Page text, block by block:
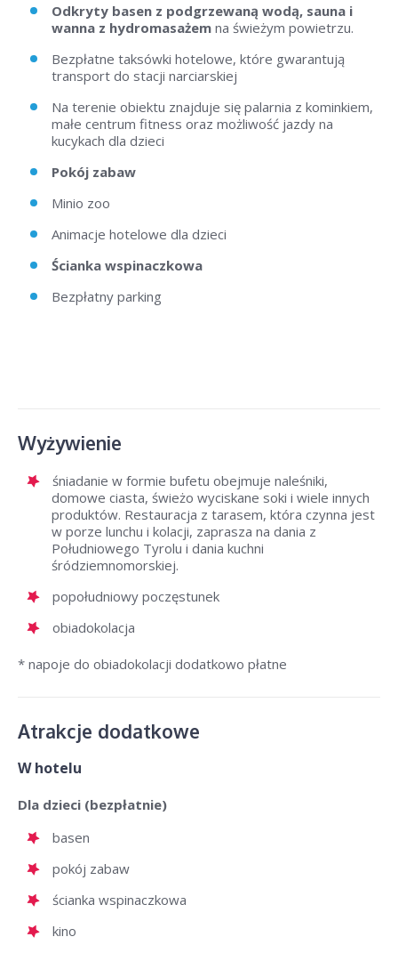
Odkryty basen z podgrzewaną wodą, sauna i
wanna z hydromasażem na świeżym powietrzu.
Bezpłatne taksówki hotelowe, które gwarantują
transport do stacji narciarskiej
Na terenie obiektu znajduje się palarnia z kominkiem,
małe centrum fitness oraz możliwość jazdy na
kucykach dla dzieci
Pokój zabaw
Minio zoo
Animacje hotelowe dla dzieci
Ścianka wspinaczkowa
Bezpłatny parking
Wyżywienie
śniadanie w formie bufetu obejmuje naleśniki,
domowe ciasta, świeżo wyciskane soki i wiele innych
produktów. Restauracja z tarasem, która czynna jest
w porze lunchu i kolacji, zaprasza na dania z
Południowego Tyrolu i dania kuchni
śródziemnomorskiej.
popołudniowy poczęstunek
obiadokolacja
* napoje do obiadokolacji dodatkowo płatne
Atrakcje dodatkowe
W hotelu
Dla dzieci (bezpłatnie)
basen
pokój zabaw
ścianka wspinaczkowa
kino